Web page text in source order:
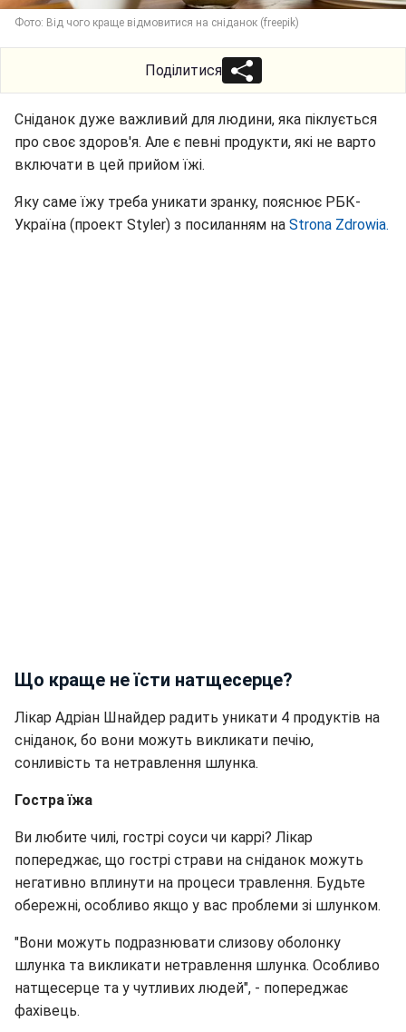
Фото: Від чого краще відмовитися на сніданок (freepik)
Поділитися
Сніданок дуже важливий для людини, яка піклується
про своє здоров'я. Але є певні продукти, які не варто
включати в цей прийом їжі.
Яку саме їжу треба уникати зранку, пояснює РБК-
Україна (проект Styler) з посиланням на Strona Zdrowia.
Що краще не їсти натщесерце?
Лікар Адріан Шнайдер радить уникати 4 продуктів на
сніданок, бо вони можуть викликати печію,
сонливість та нетравлення шлунка.
Гостра їжа
Ви любите чилі, гострі соуси чи каррі? Лікар
попереджає, що гострі страви на сніданок можуть
негативно вплинути на процеси травлення. Будьте
обережні, особливо якщо у вас проблеми зі шлунком.
"Вони можуть подразнювати слизову оболонку
шлунка та викликати нетравлення шлунка. Особливо
натщесерце та у чутливих людей", - попереджає
фахівець.